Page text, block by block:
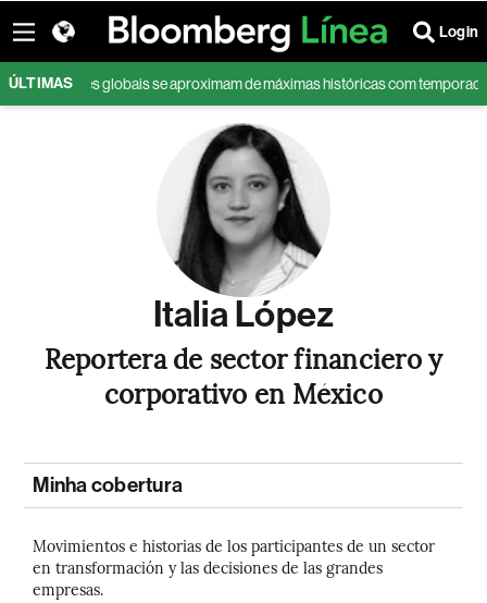
Login
ÚLTIMASAções globais se aproximam de máximas históricas com temporada
Italia López
Reportera de sector financiero y
corporativo en México
Minha cobertura
Movimientos e historias de los participantes de un sector
en transformación y las decisiones de las grandes
empresas.